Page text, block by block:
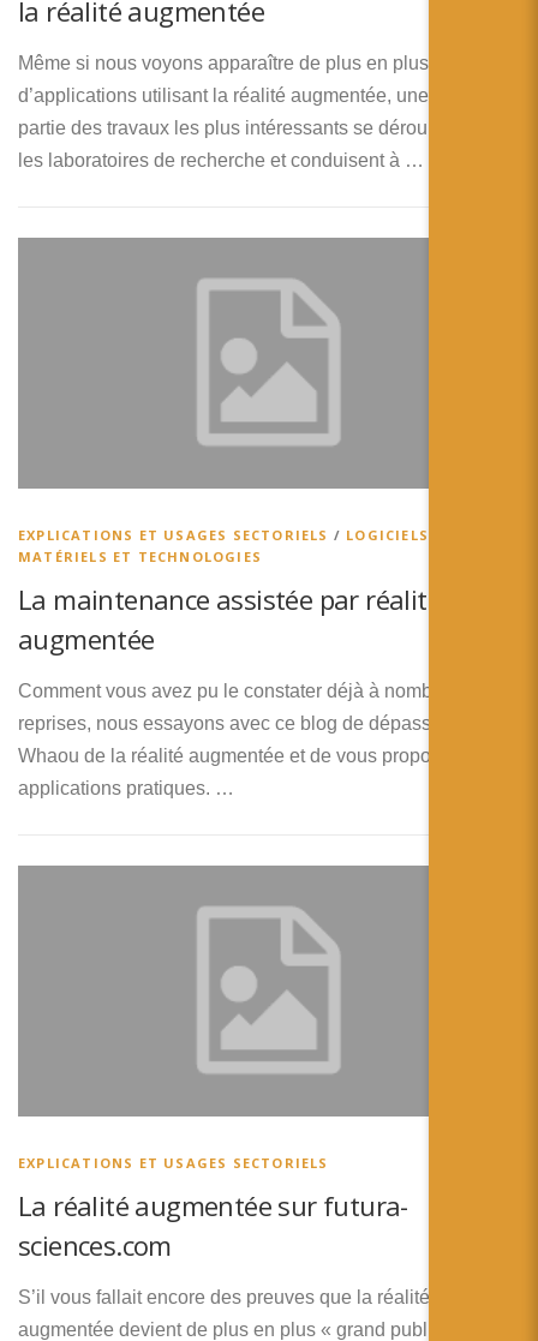
la réalité augmentée
Même si nous voyons apparaître de plus en plus
d’applications utilisant la réalité augmentée, une bonne
partie des travaux les plus intéressants se déroulent dans
les laboratoires de recherche et conduisent à …
EXPLICATIONS ET USAGES SECTORIELS / LOGICIELS,
MATÉRIELS ET TECHNOLOGIES
La maintenance assistée par réalité
augmentée
Comment vous avez pu le constater déjà à nombreuses
reprises, nous essayons avec ce blog de dépasser l’effet
Whaou de la réalité augmentée et de vous proposer des
applications pratiques. …
EXPLICATIONS ET USAGES SECTORIELS
La réalité augmentée sur futura-
sciences.com
S’il vous fallait encore des preuves que la réalité
augmentée devient de plus en plus « grand public », en